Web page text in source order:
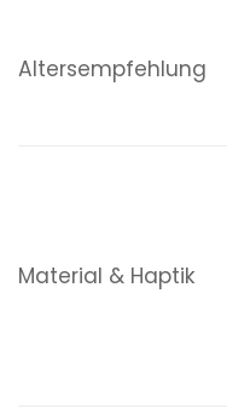
Altersempfehlung
Material & Haptik